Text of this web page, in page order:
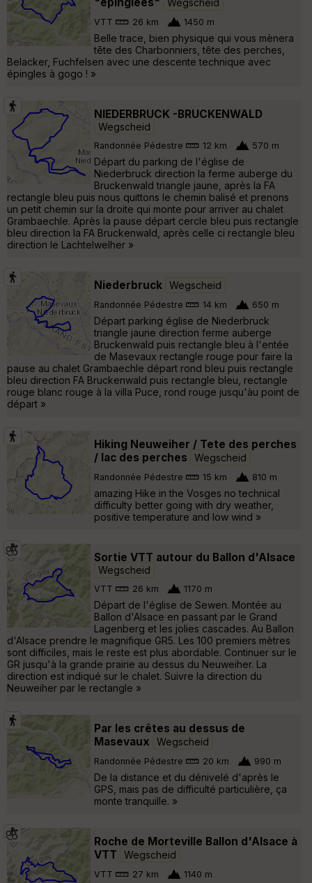
Wegscheid
VTT 26 km 1450 m
Belle trace, bien physique qui vous mènera
tête des Charbonniers, tête des perches,
Belacker, Fuchfelsen avec une descente technique avec
épingles à gogo ! »
NIEDERBRUCK -BRUCKENWALD
Wegscheid
Randonnée Pédestre 12 km 570 m
Départ du parking de l'église de
Niederbruck direction la ferme auberge du
Bruckenwald triangle jaune, après la FA
rectangle bleu puis nous quittons le chemin balisé et prenons
un petit chemin sur la droite qui monte pour arriver au chalet
Grambaechle. Après la pause départ cercle bleu puis rectangle
bleu direction la FA Bruckenwald, après celle ci rectangle bleu
direction le Lachtelwelher »
Niederbruck Wegscheid
Randonnée Pédestre 14 km 650 m
Départ parking église de Niederbruck
triangle jaune direction ferme auberge
Bruckenwald puis rectangle bleu à l'entée
de Masevaux rectangle rouge pour faire la
pause au chalet Grambaechle départ rond bleu puis rectangle
bleu direction FA Bruckenwald puis rectangle bleu, rectangle
rouge blanc rouge à la villa Puce, rond rouge jusqu'àu point de
départ »
Hiking Neuweiher / Tete des perches
/ lac des perches
Wegscheid
Randonnée Pédestre 15 km 810 m
amazing Hike in the Vosges no technical
difficulty better going with dry weather,
positive temperature and low wind »
Sortie VTT autour du Ballon d'Alsace
Wegscheid
VTT 26 km 1170 m
Départ de l'église de Sewen. Montée au
Ballon d'Alsace en passant par le Grand
Lagenberg et les jolies cascades. Au Ballon
d'Alsace prendre le magnifique GR5. Les 100 premiers mètres
sont difficiles, mais le reste est plus abordable. Continuer sur le
GR jusqu'à la grande prairie au dessus du Neuweiher. La
direction est indiqué sur le chalet. Suivre la direction du
Neuweiher par le rectangle »
Par les crêtes au dessus de
Masevaux
Wegscheid
Randonnée Pédestre 20 km 990 m
De la distance et du dénivelé d'après le
GPS, mais pas de difficulté particulière, ça
monte tranquille. »
Roche de Morteville Ballon d'Alsace à
VTT
Wegscheid
VTT 27 km 1140 m